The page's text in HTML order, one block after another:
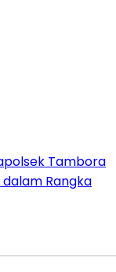
Tambora
dalam Rangka